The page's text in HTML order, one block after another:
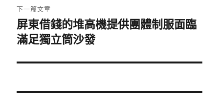
章:
下一篇文章
下
一
文
屏東借錢的堆高機提供團體制服面臨
滿足獨立筒沙發